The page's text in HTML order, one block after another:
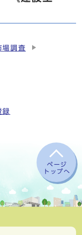
場調査
録
ページ
トップへ